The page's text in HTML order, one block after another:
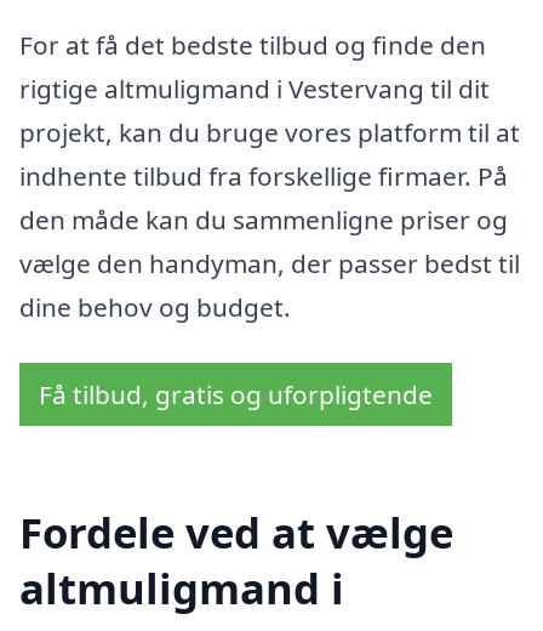
For at få det bedste tilbud og finde den
rigtige altmuligmand i Vestervang til dit
projekt, kan du bruge vores platform til at
indhente tilbud fra forskellige firmaer. På
den måde kan du sammenligne priser og
vælge den handyman, der passer bedst til
dine behov og budget.
Få tilbud, gratis og uforpligtende
Fordele ved at vælge
altmuligmand i